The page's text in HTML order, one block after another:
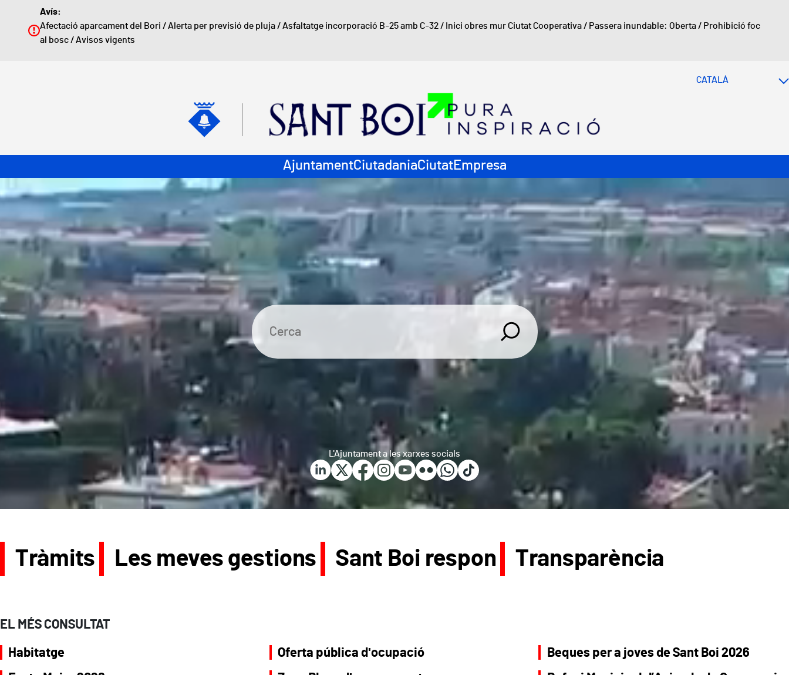
Vés al contingut
Avís:
Afectació aparcament del Bori /Alerta per previsió de pluja /Asfaltatge incorporació B-25 amb C-32 / Inici obres mur Ciutat Cooperativa / Passera inundable: Oberta / Prohibició foc
al bosc /Avisos vigents
Navegació principal
AjuntamentCiutadaniaCiutatEmpresa
L'Ajuntament a les xarxes socials
Tràmits Les meves gestions Sant Boi respon Transparència
EL MÉS CONSULTAT
Habitatge Oferta pública d'ocupació
Beques per a joves de Sant Boi 2026